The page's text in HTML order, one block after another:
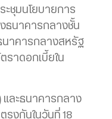
ะชุมนโยบายการ
ธนาคารกลางชั้น
นาคารกลางสหรัฐ
ราดอกเบี้ยใน
และธนาคารกลาง
รงกันในวันที่ 18